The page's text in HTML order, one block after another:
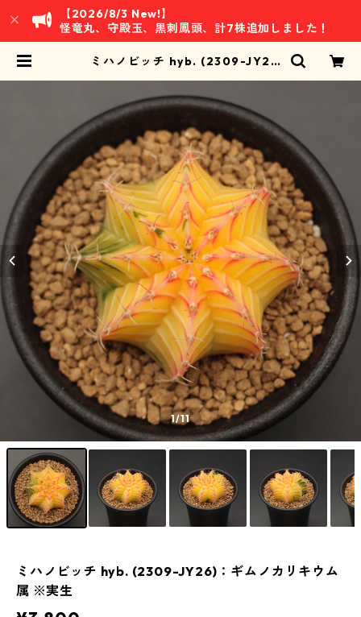
【2026/8/3 New!】
怪竜丸、守殿玉、黒刺鳳頭、計7株追加しました！
ミハノビッチ hyb. (2309-JY2
1/11
ミハノビッチ hyb. (2309-JY26)：ギムノカリキウム
属 ※実生